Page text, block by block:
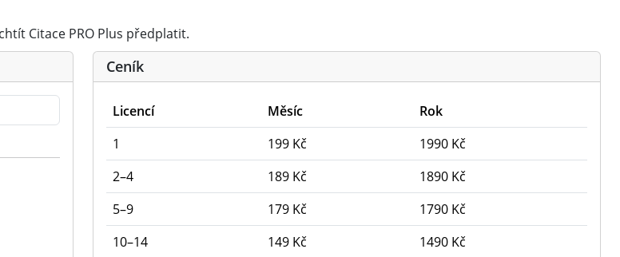
Citace PRO Plus předplatit.
Ceník
Licencí Měsíc
Rok
1
199 Kč
1990 Kč
2–4
189 Kč
1890 Kč
5–9
179 Kč
1790 Kč
10–14
149 Kč
1490 Kč